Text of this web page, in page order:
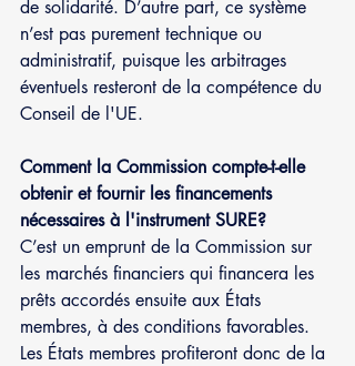
de solidarité. D’autre part, ce système
n’est pas purement technique ou
administratif, puisque les arbitrages
éventuels resteront de la compétence du
Conseil de l'UE.
Comment la Commission compte-t-elle
obtenir et fournir les financements
nécessaires à l'instrument SURE?
C’est un emprunt de la Commission sur
les marchés financiers qui financera les
prêts accordés ensuite aux États
membres, à des conditions favorables.
Les États membres profiteront donc de la